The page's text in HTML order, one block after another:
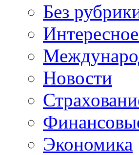
Без
Новости
Экономика